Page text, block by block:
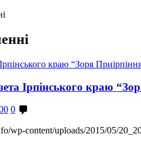
Ірпінського краю
0
wp-content/uploads/2015/05/